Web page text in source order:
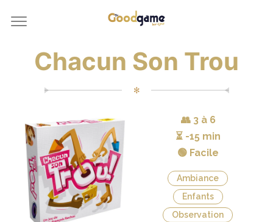
Chacun Son Trou
✻
👥 3 à 6
⏳ -15 min
🟢 Facile
Ambiance
Enfants
Observation